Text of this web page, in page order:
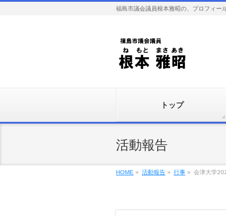
福島市議会議員根本雅昭の、プロフィー
トップ
活動報告
HOME » 活動報告 » 行事 » 会津大学